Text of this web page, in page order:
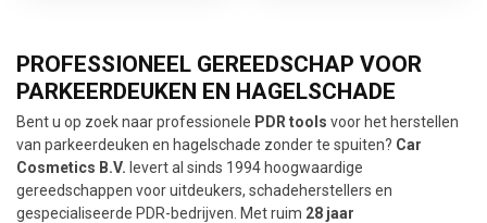
PROFESSIONEEL GEREEDSCHAP VOOR
PARKEERDEUKEN EN HAGELSCHADE
Bent u op zoek naar professionele PDR tools voor het herstellen
van parkeerdeuken en hagelschade zonder te spuiten? Car
Cosmetics B.V. levert al sinds 1994 hoogwaardige
gereedschappen voor uitdeukers, schadeherstellers en
gespecialiseerde PDR-bedrijven. Met ruim 28 jaar